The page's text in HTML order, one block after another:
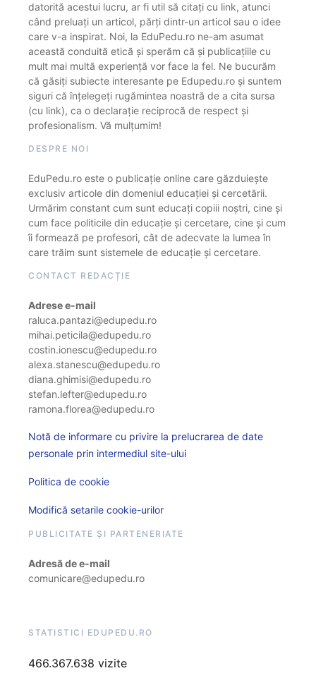
datorită acestui lucru, ar fi util să citați cu link, atunci
când preluați un articol, părți dintr-un articol sau o idee
care v-a inspirat. Noi, la EduPedu.ro ne-am asumat
această conduită etică și sperăm că și publicațiile cu
mult mai multă experiență vor face la fel. Ne bucurăm
că găsiți subiecte interesante pe Edupedu.ro și suntem
siguri că înțelegeți rugămintea noastră de a cita sursa
(cu link), ca o declarație reciprocă de respect și
profesionalism. Vă mulțumim!
DESPRE NOI
EduPedu.ro este o publicație online care găzduiește
exclusiv articole din domeniul educației și cercetării.
Urmărim constant cum sunt educați copiii noștri, cine și
cum face politicile din educație și cercetare, cine și cum
îi formează pe profesori, cât de adecvate la lumea în
care trăim sunt sistemele de educație și cercetare.
CONTACT REDACȚIE
Adrese e-mail
raluca.pantazi@edupedu.ro
mihai.peticila@edupedu.ro
costin.ionescu@edupedu.ro
alexa.stanescu@edupedu.ro
diana.ghimisi@edupedu.ro
stefan.lefter@edupedu.ro
ramona.florea@edupedu.ro
Notă de informare cu privire la prelucrarea de date
personale prin intermediul site-ului
Politica de cookie
Modifică setarile cookie-urilor
PUBLICITATE ȘI PARTENERIATE
Adresă de e-mail
comunicare@edupedu.ro
STATISTICI EDUPEDU.RO
466.367.638 vizite